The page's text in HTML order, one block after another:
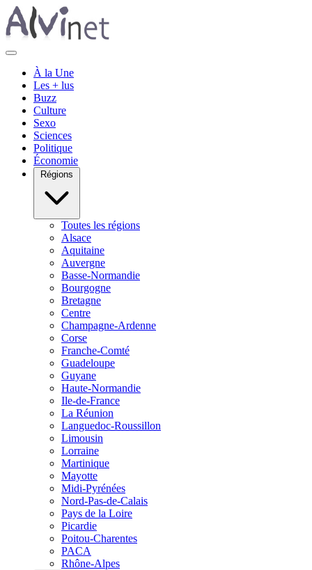
À la Une
Les + lus
Buzz
Culture
Sexo
Sciences
Politique
Économie
Régions
Toutes les régions
Alsace
Aquitaine
Auvergne
Basse-Normandie
Bourgogne
Bretagne
Centre
Champagne-Ardenne
Corse
Franche-Comté
Guadeloupe
Guyane
Haute-Normandie
Ile-de-France
La Réunion
Languedoc-Roussillon
Limousin
Lorraine
Martinique
Mayotte
Midi-Pyrénées
Nord-Pas-de-Calais
Pays de la Loire
Picardie
Poitou-Charentes
PACA
Rhône-Alpes